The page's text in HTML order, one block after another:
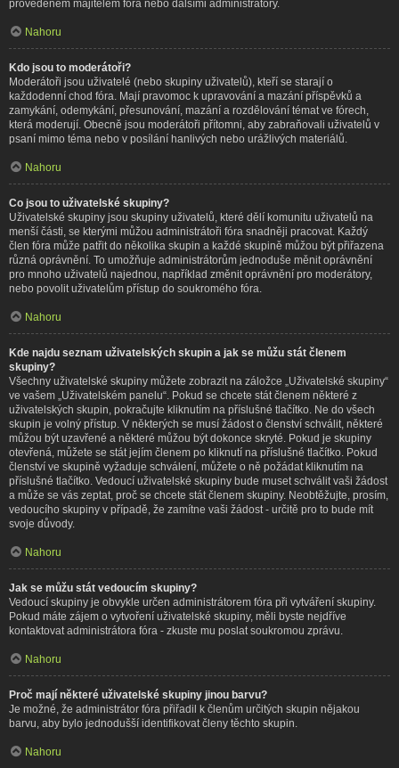
provedeném majitelem fóra nebo dalšími administrátory.
Nahoru
Kdo jsou to moderátoři?
Moderátoři jsou uživatelé (nebo skupiny uživatelů), kteří se starají o
každodenní chod fóra. Mají pravomoc k upravování a mazání příspěvků a
zamykání, odemykání, přesunování, mazání a rozdělování témat ve fórech,
která moderují. Obecně jsou moderátoři přítomni, aby zabraňovali uživatelů v
psaní mimo téma nebo v posílání hanlivých nebo urážlivých materiálů.
Nahoru
Co jsou to uživatelské skupiny?
Uživatelské skupiny jsou skupiny uživatelů, které dělí komunitu uživatelů na
menší části, se kterými můžou administrátoři fóra snadněji pracovat. Každý
člen fóra může patřit do několika skupin a každé skupině můžou být přiřazena
různá oprávnění. To umožňuje administrátorům jednoduše měnit oprávnění
pro mnoho uživatelů najednou, například změnit oprávnění pro moderátory,
nebo povolit uživatelům přístup do soukromého fóra.
Nahoru
Kde najdu seznam uživatelských skupin a jak se můžu stát členem
skupiny?
Všechny uživatelské skupiny můžete zobrazit na záložce „Uživatelské skupiny“
ve vašem „Uživatelském panelu“. Pokud se chcete stát členem některé z
uživatelských skupin, pokračujte kliknutím na příslušné tlačítko. Ne do všech
skupin je volný přístup. V některých se musí žádost o členství schválit, některé
můžou být uzavřené a některé můžou být dokonce skryté. Pokud je skupiny
otevřená, můžete se stát jejím členem po kliknutí na příslušné tlačítko. Pokud
členství ve skupině vyžaduje schválení, můžete o ně požádat kliknutím na
příslušné tlačítko. Vedoucí uživatelské skupiny bude muset schválit vaši žádost
a může se vás zeptat, proč se chcete stát členem skupiny. Neobtěžujte, prosím,
vedoucího skupiny v případě, že zamítne vaši žádost - určitě pro to bude mít
svoje důvody.
Nahoru
Jak se můžu stát vedoucím skupiny?
Vedoucí skupiny je obvykle určen administrátorem fóra při vytváření skupiny.
Pokud máte zájem o vytvoření uživatelské skupiny, měli byste nejdříve
kontaktovat administrátora fóra - zkuste mu poslat soukromou zprávu.
Nahoru
Proč mají některé uživatelské skupiny jinou barvu?
Je možné, že administrátor fóra přiřadil k členům určitých skupin nějakou
barvu, aby bylo jednodušší identifikovat členy těchto skupin.
Nahoru